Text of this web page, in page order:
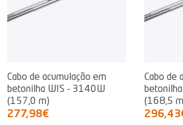
Cabo de acumulação em
betonilha WIS - 3140W
(157,0 m)
277,98€
Cabo de
(168,5